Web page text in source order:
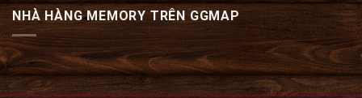
NHÀ HÀNG MEMORY TRÊN GGMAP